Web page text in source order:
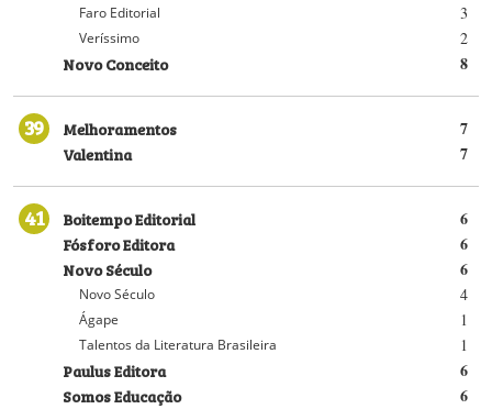
3
Faro Editorial
2
Veríssimo
8
Novo Conceito
39 7
Melhoramentos
7
Valentina
41 6
Boitempo Editorial
6
Fósforo Editora
6
Novo Século
4
Novo Século
1
Ágape
1
Talentos da Literatura Brasileira
6
Paulus Editora
6
Somos Educação